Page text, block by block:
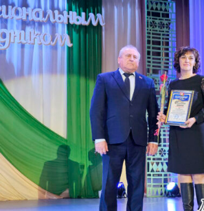
Редакция "ДВ"
Наша гісторыя
Контакты
Правила использования материалов
Электронные обращения